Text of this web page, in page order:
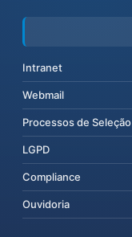
Intranet
Webmail
Processos de Seleção
LGPD
Compliance
Ouvidoria